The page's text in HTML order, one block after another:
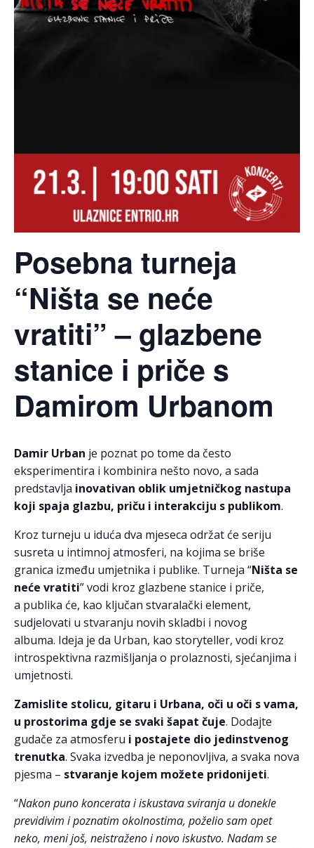
Posebna turneja
“Ništa se neće
vratiti” – glazbene
stanice i priče s
Damirom Urbanom
Damir Urban je poznat po tome da često
eksperimentira i kombinira nešto novo, a sada
predstavlja inovativan oblik umjetničkog nastupa
koji spaja glazbu, priču i interakciju s publikom.
Kroz turneju u iduća dva mjeseca održat će seriju
susreta u intimnoj atmosferi, na kojima se briše
granica između umjetnika i publike. Turneja “Ništa se
neće vratiti” vodi kroz glazbene stanice i priče,
a publika će, kao ključan stvaralački element,
sudjelovati u stvaranju novih skladbi i novog
albuma. Ideja je da Urban, kao storyteller, vodi kroz
introspektivna razmišljanja o prolaznosti, sjećanjima i
umjetnosti.
Zamislite stolicu, gitaru i Urbana, oči u oči s vama,
u prostorima gdje se svaki šapat čuje. Dodajte
gudače za atmosferu i postajete dio jedinstvenog
trenutka. Svaka izvedba je neponovljiva, a svaka nova
pjesma – stvaranje kojem možete pridonijeti.
“Nakon puno koncerata i iskustava sviranja u donekle
previdivim i poznatim okolnostima, poželio sam opet
neko, meni još, neistraženo i novo iskustvo. Nadam se